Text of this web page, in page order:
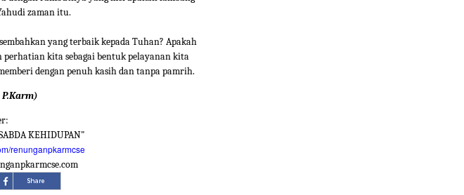
zaman itu.
yang terbaik kepada Tuhan? Apakah
kita sebagai bentuk pelayanan kita
dengan penuh kasih dan tanpa pamrih.
P.Karm)
KEHIDUPAN"
renunganpkarmcse